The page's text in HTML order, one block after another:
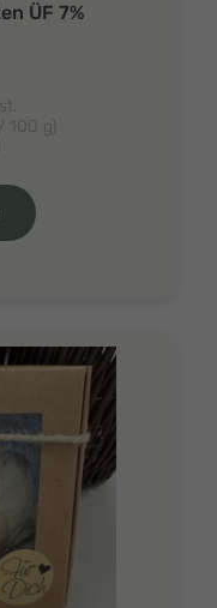
ÜF 7%
100 g)